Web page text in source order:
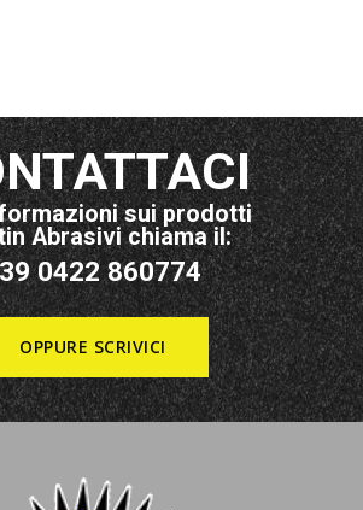
sui prodotti
Abrasivi chiama il:
0422 860774
OPPURE SCRIVICI